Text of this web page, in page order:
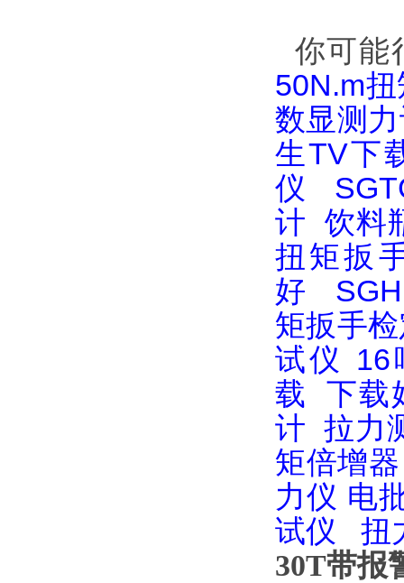
你可能
50N.m
数显测
生TV下
仪
计 饮料
扭矩扳
好
矩扳手
试仪
16
载
下载
计 拉力
矩倍增器
力仪 电
试仪
扭
30T带报